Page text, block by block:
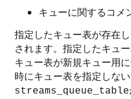
キューに関するコメ
指定したキュー表が存在
されます。指定したキュ
キュー表が新規キュー用
時にキュー表を指定しな
streams_queue_table